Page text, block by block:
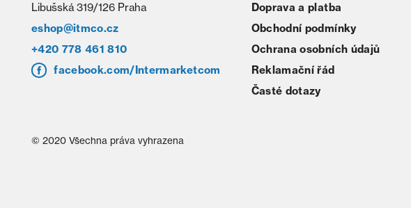
Libušská 319/126 Praha
eshop@itmco.cz
+420 778 461 810
facebook.com/Intermarketcom
Doprava a platba
Obchodní podmínky
Ochrana osobních údajů
Reklamační řád
Časté dotazy
© 2020 Všechna práva vyhrazena